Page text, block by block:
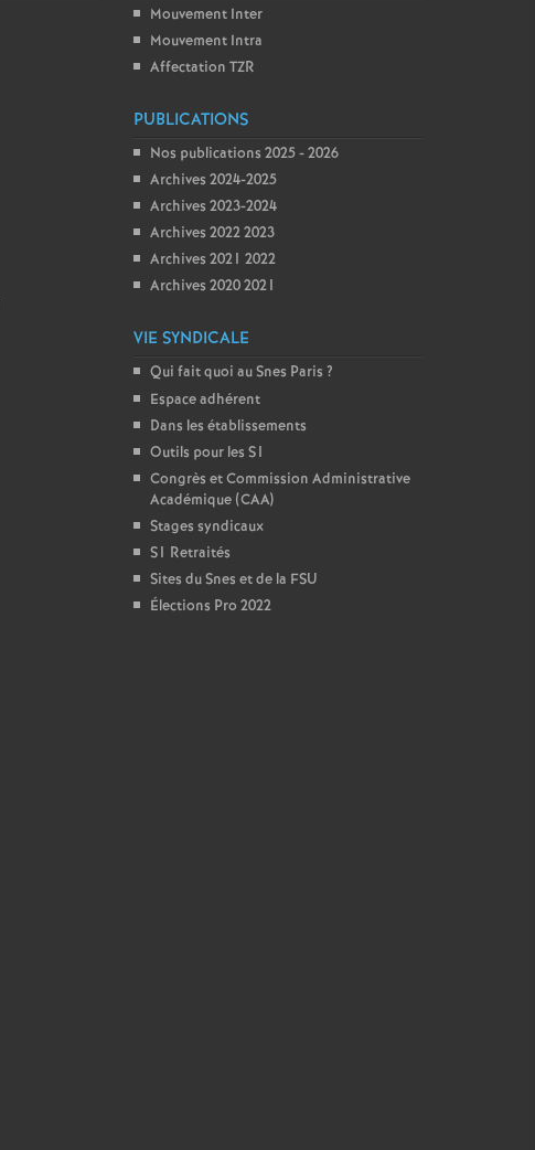
Mouvement Inter
Mouvement Intra
Affectation TZR
PUBLICATIONS
Nos publications 2025 - 2026
Archives 2024-2025
Archives 2023-2024
Archives 2022 2023
Archives 2021 2022
Archives 2020 2021
VIE SYNDICALE
Qui fait quoi au Snes Paris ?
Espace adhérent
Dans les établissements
Outils pour les S1
Congrès et Commission Administrative
Académique (CAA)
Stages syndicaux
S1 Retraités
Sites du Snes et de la FSU
Élections Pro 2022